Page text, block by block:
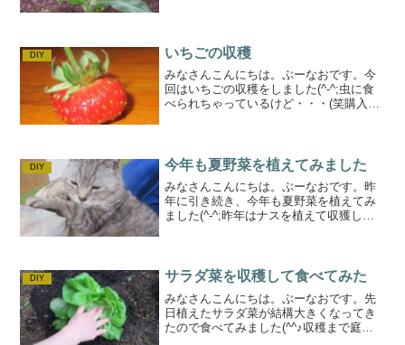
て・腐葉土と野菜...
DIY いちごの収穫
みなさんこんにちは。ぶーなおです。今
回はいちごの収穫をしました(^-^;虫に食
べられちゃっているけど・・・(笑購入し
ちごは「四季な...
DIY 今年も夏野菜を植えてみました
みなさんこんにちは。ぶーなおです。昨
年に引き続き、今年も夏野菜を植えてみ
ました(^-^;昨年はナスを植えて収獲して
苗を買って...
DIY サラダ菜を収穫して食べてみた
みなさんこんにちは。ぶーなおです。先
日植えたサラダ菜が結構大きくなってき
たので食べてみました(^^♪収穫まで庭に